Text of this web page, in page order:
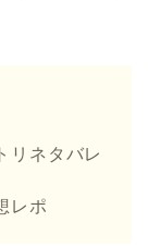
リネタバレ
レポ